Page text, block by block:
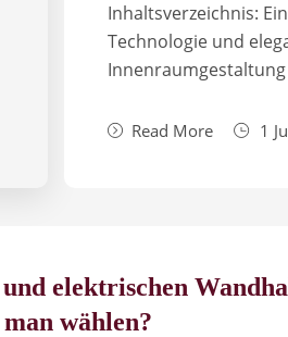
Inhaltsverzeichnis:
Technologie und
Read More 1
elektrischen
wählen?